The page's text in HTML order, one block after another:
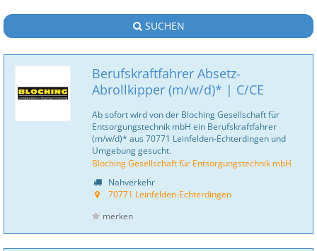
SUCHEN
Berufskraftfahrer Absetz-
Abrollkipper (m/w/d)* | C/CE
Ab sofort wird von der Bloching Gesellschaft für
Entsorgungstechnik mbH ein Berufskraftfahrer
(m/w/d)* aus 70771 Leinfelden-Echterdingen und
Umgebung gesucht.
Bloching Gesellschaft für Entsorgungstechnik mbH
Nahverkehr
70771 Leinfelden-Echterdingen
merken